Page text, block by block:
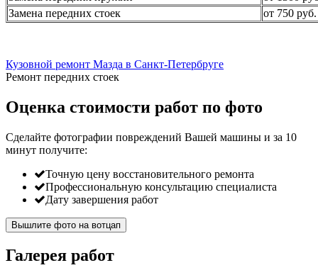
Замена передних стоек
от 750 руб.
Кузовной ремонт Мазда в Санкт-Петербруге
Ремонт передних стоек
Оценка стоимости работ по фото
Сделайте фотографии повреждений Вашей машины и за 10
минут получите:
Точную цену восстановительного ремонта
Профессиональную консультацию специалиста
Дату завершения работ
Вышлите фото на вотцап
Галерея работ